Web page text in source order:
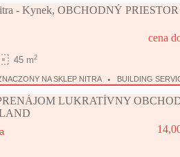
- Kynek, OBCHODNÝ PRIESTOR
45 m2
cena
NA SKLEP NITRA BUILDING
LUKRATÍVNY